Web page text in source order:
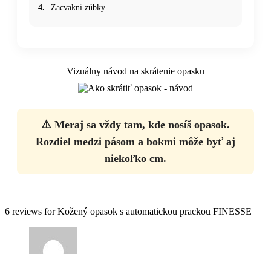
4.
Zacvakni zúbky
Vizuálny návod na skrátenie opasku
⚠️ Meraj sa vždy tam, kde nosíš opasok.
Rozdiel medzi pásom a bokmi môže byť aj
niekoľko cm.
6 reviews forKožený opasok s automatickou prackou FINESSE